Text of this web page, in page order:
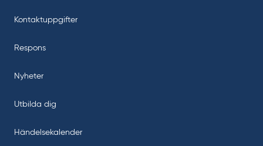
Kontaktuppgifter
Respons
Nyheter
Utbilda dig
Händelsekalender